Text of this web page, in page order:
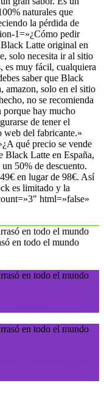
naturales que
la pérdida de
1=»¿Cómo pedir
Latte original en
solo necesita ir al sitio
es muy fácil, cualquiera
saber que Black
amazon, solo en el sitio
no se recomienda
porque hay mucho
de tener el
web del fabricante.»
qué precio se vende
Black Latte en España,
50% de descuento.
en lugar de 98€. Así
es limitado y la
html=»false»
en todo el mundo